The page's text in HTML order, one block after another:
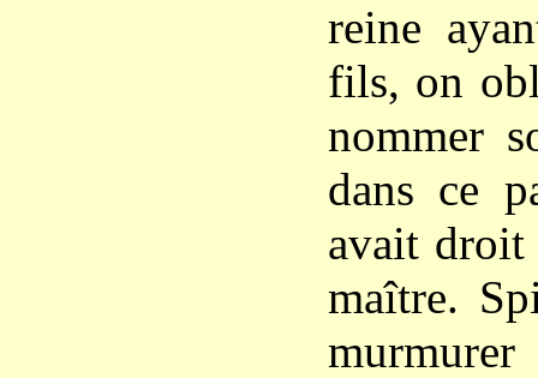
reine
fils, on
nommer
dans ce
avait droit
maître.